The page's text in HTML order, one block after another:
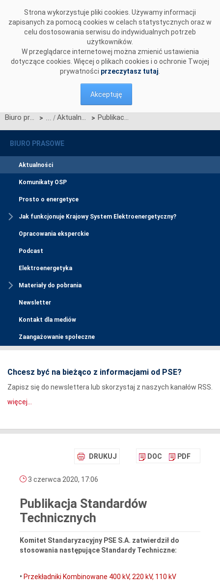
Strona wykorzystuje pliki cookies. Używamy informacji
zapisanych za pomocą cookies w celach statystycznych oraz w
celu dostosowania serwisu do indywidualnych potrzeb
użytkowników.
W przeglądarce internetowej można zmienić ustawienia
dotyczące cookies. Więcej o plikach cookies i o ochronie Twojej
prywatności przeczytasz tutaj
Akceptuję
Biuro prasowe > Aktualności > Publikacja Standardów Technicznych
BIURO PRASOWE
Aktualności
Komunikaty OSP
Prosto o energetyce
Jak funkcjonuje Krajowy System Elektroenergetyczny?
Opracowania eksperckie
Podcast
Elektroenergetyka
Materiały do pobrania
Newsletter
Kontakt dla mediów
Zaangażowanie społeczne
Chcesz być na bieżąco z informacjami od PSE?
Zapisz się do newslettera lub skorzystaj z naszych kanałów RSS.
więcej...
DRUKUJ DOC PDF
3 czerwca 2020, 17:06
Publikacja Standardów
Technicznych
Komitet Standaryzacyjny PSE S.A. zatwierdził do
stosowania następujące Standardy Techniczne:
• Przekładniki Kombinowane 400 kV, 220 kV, 110 kV